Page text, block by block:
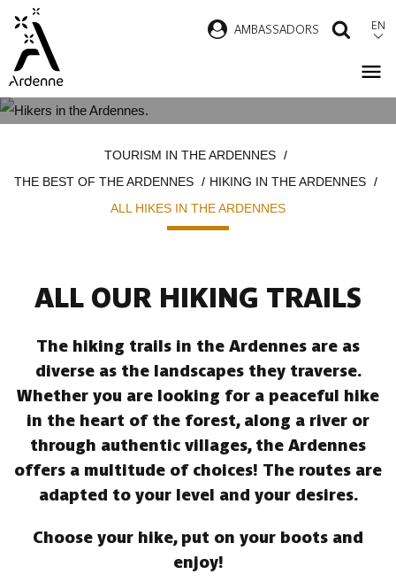
main
content
AMBASSADORS EN
TOURISM IN THE ARDENNES
THE BEST OF THE ARDENNES
HIKING IN THE ARDENNES
ALL HIKES IN THE ARDENNES
ALL OUR HIKING TRAILS
The hiking trails in the Ardennes are as
diverse as the landscapes they traverse.
Whether you are looking for a peaceful hike
in the heart of the forest, along a river or
through authentic villages, the Ardennes
offers a multitude of choices! The routes are
adapted to your level and your desires.
Choose your hike, put on your boots and
enjoy!